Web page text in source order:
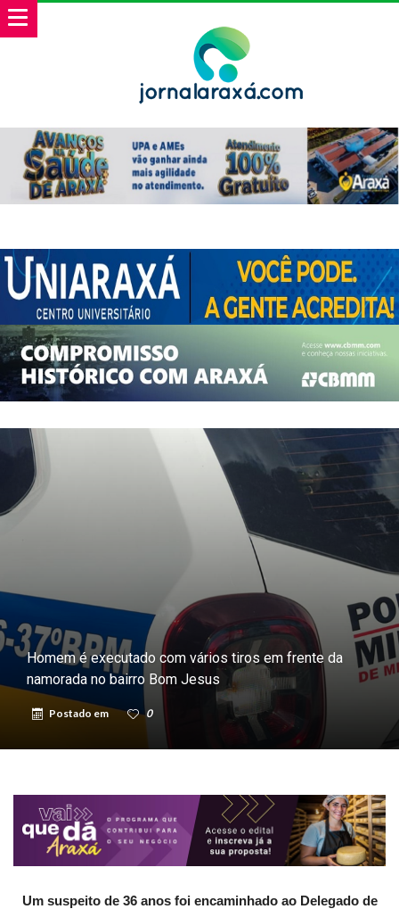
Homem é executado com vários tiros em frente da
namorada no bairro Bom Jesus
Postado em 0
Um suspeito de 36 anos foi encaminhado ao Delegado de